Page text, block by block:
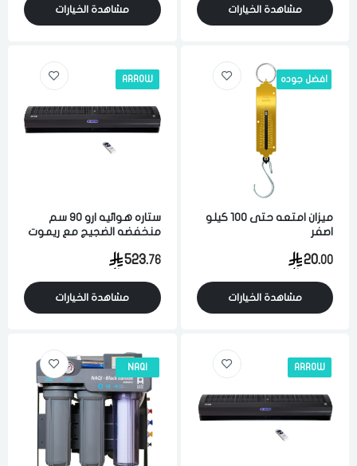
مشاهدة الخيارات مشاهدة الخيارات
افضل جوده
ميزان امتعه حتى 100 كيلو
اصفر
20.00
مشاهدة الخيارات
ARROW
ستاره هوائيه ارو 90 سم
منخفضه الضجيج مع ريموت
523.76
مشاهدة الخيارات
ARROW
NAQI